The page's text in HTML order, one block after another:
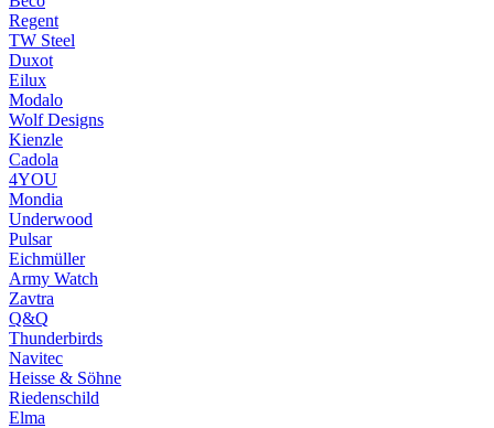
Regent
TW Steel
Duxot
Eilux
Modalo
Wolf Designs
Kienzle
Cadola
4YOU
Mondia
Underwood
Pulsar
Eichmüller
Army Watch
Zavtra
Q&Q
Thunderbirds
Navitec
Heisse & Söhne
Riedenschild
Elma